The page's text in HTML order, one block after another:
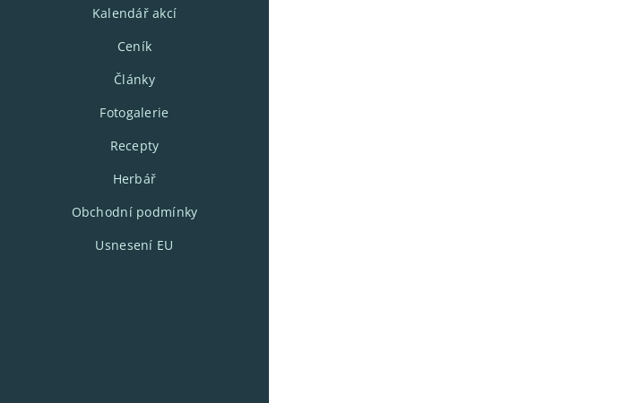
Kalendář akcí
Ceník
Články
Fotogalerie
Recepty
Herbář
Obchodní podmínky
Usnesení EU